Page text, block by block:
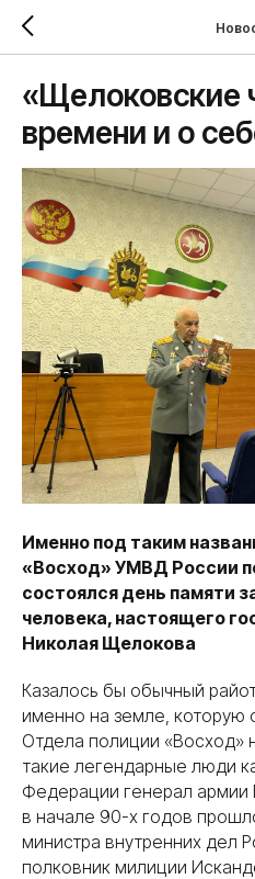
«Щелоковские
времени и о
Именно под таким
«Восход» УМВД России
состоялся день памяти
человека, настоящего
Николая Щелокова
Казалось бы обычный
именно на земле, которую
Отдела полиции «Восход»
такие легендарные люди
Федерации генерал армии
в начале 90-х годов
министра внутренних дел
полковник милиции